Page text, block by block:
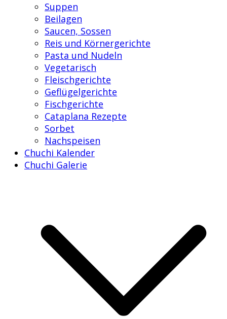
Suppen
Beilagen
Saucen, Sossen
Reis und Körnergerichte
Pasta und Nudeln
Vegetarisch
Fleischgerichte
Geflügelgerichte
Fischgerichte
Cataplana Rezepte
Sorbet
Nachspeisen
Chuchi Kalender
Chuchi Galerie